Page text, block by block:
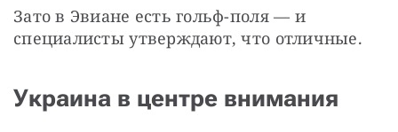
Зато в Эвиане есть гольф-поля — и
специалисты утверждают, что отличные.
Украина в центре внимания